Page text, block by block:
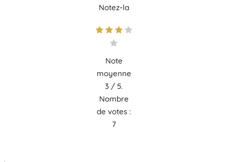
Notez-la
Note
moyenne
3 / 5.
Nombre
de votes :
7